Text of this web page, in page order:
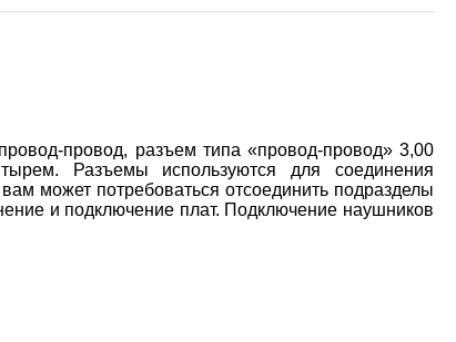
провод, разъем типа «провод-провод» 3,00
Разъемы используются для соединения
может потребоваться отсоединить подразделы
и подключение плат. Подключение наушников